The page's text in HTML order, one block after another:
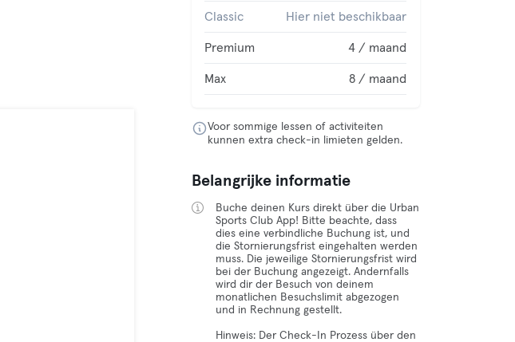
Classic Hier niet beschikbaar
Premium 4 / maand
Max 8 / maand
Voor sommige lessen of activiteiten
kunnen extra check-in limieten gelden.
Belangrijke informatie
Buche deinen Kurs direkt über die Urban
Sports Club App! Bitte beachte, dass
dies eine verbindliche Buchung ist, und
die Stornierungsfrist eingehalten werden
muss. Die jeweilige Stornierungsfrist wird
bei der Buchung angezeigt. Andernfalls
wird dir der Besuch von deinem
monatlichen Besuchslimit abgezogen
und in Rechnung gestellt.
Hinweis: Der Check-In Prozess über den